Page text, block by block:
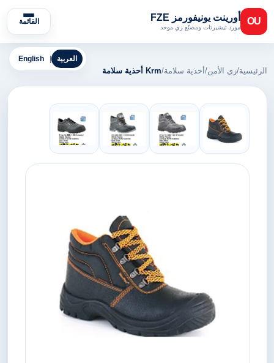
OU أورينت يونيفورمز FZE
مورد تيشيرتات ومصنّع زي موحد
القائمة
English العربية
الرئيسية/زي الأمن/أحذية سلامة/Krm أحذية سلامة